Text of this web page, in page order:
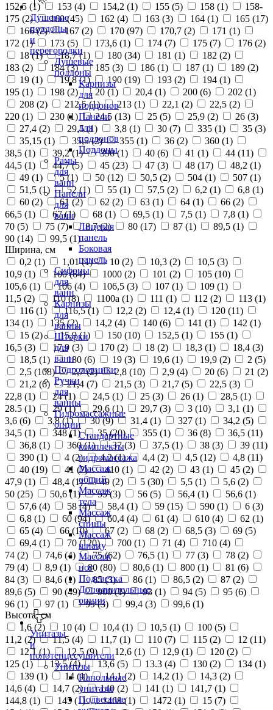
Душевые
поддоны
и
перегородки
Душевые
поддоны
Карнизы
для
поддонов
Панели
для
поддонов
Поддоны
Рамы
для
ванн
Панели
для
ванн
Лицевая
панель
Боковая
панель
Сифоны
для
ванн
Карнизы
для
ванны
Шторки
для
ванн
Подголовники
Ручки
для
ванны
Гидромассажные
опции
Стандартные
комплекты
гидромассажа
Массаж
общий
Массаж
тела
Массаж
спины
Массаж
шиацу
Массаж
ног
Подсветка
Дополнительные
опции
Унитазы
и
полотенцесушители
Унитазы
Напольные
унитазы
Подвесные
152,5 (1) 153 (4) 154,2 (1) 155 (5) 158 (1)
158-
175 (2) 160 (45) 162 (4) 163 (3) 164 (1) 165 (17)
166 (2) 167 (2) 170 (97) 170,7 (2) 171 (1)
172 (1) 173 (5) 173,6 (1) 174 (7) 175 (7) 176 (2)
18 (1) 18,7 (1) 180 (34) 181 (1) 182 (2)
183 (2) 184 (3) 185 (3) 186 (1) 187 (1) 189 (2)
19 (1) 19,8 (1) 190 (19) 193 (2) 194 (1)
195 (1) 198 (2) 20 (1) 20,4 (1) 200 (6) 202 (1)
208 (2) 212,5 (1) 213 (1) 22,1 (2) 22,5 (2)
220 (1) 230 (1) 24,5 (13) 25 (5) 25,9 (2) 26 (3)
27,4 (2) 29,5 (1) 3,8 (1) 30 (7) 335 (1) 35 (3)
35,15 (1) 35,5 (2) 355 (1) 36 (2) 360 (1)
38,5 (1) 39,2 (1) 390 (1) 40 (6) 41 (1) 44 (11)
44,5 (1) 44,7 (5) 45 (23) 47 (3) 48 (17) 48,2 (1)
49 (1) 5 (1) 50 (12) 50,5 (2) 504 (1) 507 (1)
51,5 (1) 52 (1) 55 (1) 57,5 (2) 6,2 (1) 6,8 (1)
60 (2) 61 (2) 62 (2) 63 (1) 64 (1) 66 (2)
66,5 (1) 67 (1) 68 (1) 69,5 (1) 7,5 (1) 7,8 (1)
70 (5) 75 (7) 8,7 (2) 80 (17) 87 (1) 89,5 (1)
90 (14) 99,5 (1)
Ширина, см
0,2 (1) 1,01 (1) 10 (2) 10,3 (2) 10,5 (3)
10,9 (1) 100 (64) 1000 (2) 101 (2) 105 (10)
105,6 (1) 106 (4) 106,5 (3) 107 (1) 109 (1)
11,5 (2) 110 (8) 1100а (1) 111 (1) 112 (2) 113 (1)
116 (1) 116,5 (1) 12,2 (2) 12,4 (1) 120 (11)
134 (1) 135 (2) 14,2 (4) 140 (6) 141 (1) 142 (1)
15 (2) 15,9 (1) 150 (10) 152,5 (1) 155 (1)
16,5 (3) 17,9 (3) 170 (2) 18 (2) 18,3 (1) 18,4 (3)
18,5 (1) 180 (6) 19 (3) 19,6 (1) 19,9 (2) 2 (5)
2,5 (108) 2,7 (2) 2,8 (10) 2,9 (4) 20 (6) 21 (2)
21,2 (6) 21,4 (7) 21,5 (3) 21,7 (5) 22,5 (3)
22,8 (1) 24 (1) 24,5 (1) 25 (3) 26 (1) 28,5 (1)
28.5 (1) 29 (1) 29,6 (1) 29,7 (3) 3 (10) 3,1 (1)
3,6 (6) 3,8 (1) 30 (9) 31,4 (1) 327 (1) 34,2 (5)
34,5 (1) 348 (1) 35 (20) 355 (1) 36 (8) 36,5 (11)
36,8 (1) 360 (1) 37 (3) 37,5 (1) 38 (3) 39 (11)
390 (1) 4 (2) 4,2 (1) 4,4 (2) 4,5 (12) 4,8 (11)
40 (19) 41 (2) 410 (1) 42 (2) 43 (1) 45 (2)
47,9 (1) 48,4 (1) 49 (2) 5 (30) 5,5 (1) 5,6 (2)
50 (25) 50,6 (1) 55 (3) 56 (5) 56,4 (1) 56,6 (1)
57,6 (4) 58 (4) 58,4 (1) 59 (15) 590 (1) 6 (3)
6,8 (1) 60 (94) 60,4 (4) 61 (4) 610 (4) 62 (1)
65 (4) 66 (10) 67 (2) 68 (2) 68,5 (3) 69 (5)
69,4 (1) 70 (120) 700 (1) 71 (4) 710 (4)
74 (2) 74,6 (4) 75 (62) 76,5 (1) 77 (3) 78 (2)
79 (4) 8,9 (1) 80 (80) 80,6 (1) 800 (1) 81 (6)
84 (3) 84,6 (1) 85 (3) 86 (1) 86,5 (2) 87 (2)
89,6 (5) 90 (49) 900 (1) 93 (1) 94 (5) 95 (6)
96 (1) 97 (1) 99 (3) 99,4 (3) 99,6 (1)
Высота, см
1,6 (2) 10 (4) 10,4 (1) 10,5 (1) 100 (5)
11,2 (2) 11,5 (4) 11,7 (1) 110 (7) 115 (2) 12 (11)
12,1 (1) 12,5 (9) 12,6 (1) 12,9 (1) 120 (2)
125 (1) 13,5 (4) 13,6 (5) 13.3 (4) 130 (2) 134 (1)
139 (1) 14 (1) 14,1 (2) 14,2 (1) 14,3 (2)
14,6 (4) 14,7 (2) 140 (2) 141 (1) 141,7 (1)
144,8 (1) 145 (1) 1468 (1) 1472 (1) 15 (7)